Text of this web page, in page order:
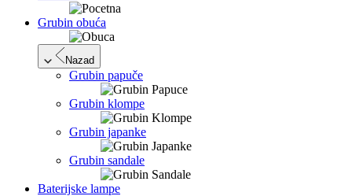
Grubin obuća
Nazad
Grubin papuče
Grubin klompe
Grubin japanke
Grubin sandale
Baterijske lampe